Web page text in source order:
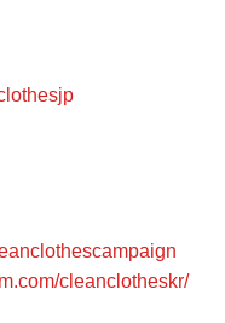
cleanclotheskr/